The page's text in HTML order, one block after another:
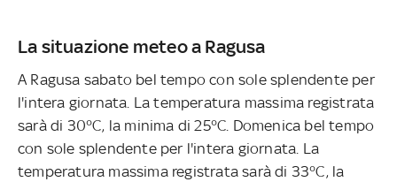
La situazione meteo a Ragusa
A Ragusa sabato bel tempo con sole splendente per
l'intera giornata. La temperatura massima registrata
sarà di 30°C, la minima di 25°C. Domenica bel tempo
con sole splendente per l'intera giornata. La
temperatura massima registrata sarà di 33°C, la